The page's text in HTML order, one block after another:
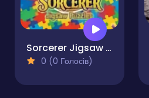
Sorcerer Jigsaw Puzzles
0 (0 Голосів)